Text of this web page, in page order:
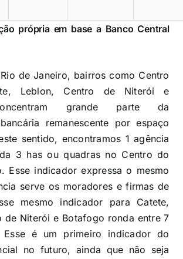
própria em base a Banco Central
de Janeiro, bairros como Centro
Leblon, Centro de Niterói e
grande parte da
remanescente por espaço
sentido, encontramos 1 agência
3 has ou quadras no Centro do
Esse indicador expressa o mesmo
serve os moradores e firmas de
mesmo indicador para Catete,
de Niterói e Botafogo ronda entre 7
é um primeiro indicador do
no futuro, ainda que não seja